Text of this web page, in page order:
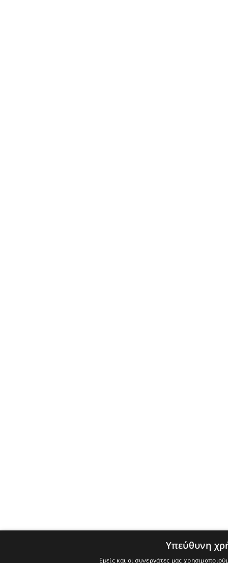
Υπεύθυνη
Εμείς και οι συνεργάτες μας